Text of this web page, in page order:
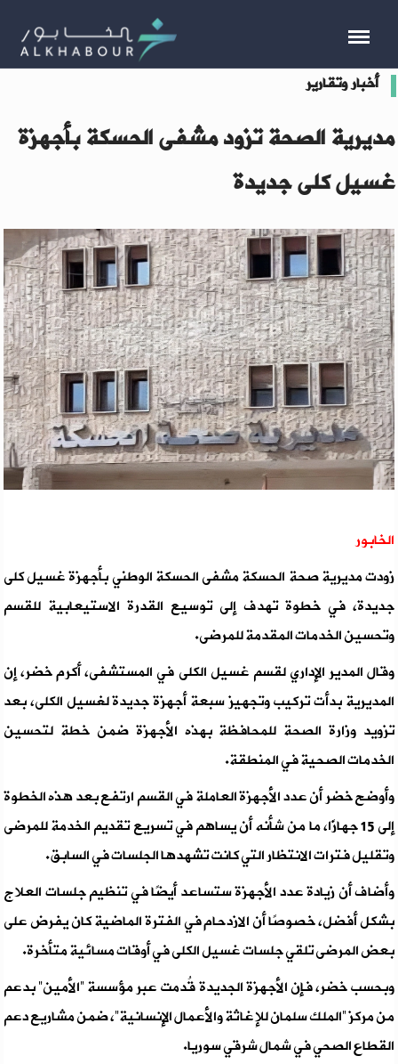
أخبار وتقارير
مديرية الصحة تزود مشفى الحسكة بأجهزة
غسيل كلى جديدة
الخابور
زودت مديرية صحة الحسكة مشفى الحسكة الوطني بأجهزة غسيل كلى
جديدة، في خطوة تهدف إلى توسيع القدرة الاستيعابية للقسم
وتحسين الخدمات المقدمة للمرضى.
وقال المدير الإداري لقسم غسيل الكلى في المستشفى، أكرم خضر، إن
المديرية بدأت تركيب وتجهيز سبعة أجهزة جديدة لغسيل الكلى، بعد
تزويد وزارة الصحة للمحافظة بهذه الأجهزة ضمن خطة لتحسين
الخدمات الصحية في المنطقة.
وأوضح خضر أن عدد الأجهزة العاملة في القسم ارتفع بعد هذه الخطوة
إلى 15 جهازًا، ما من شأنه أن يساهم في تسريع تقديم الخدمة للمرضى
وتقليل فترات الانتظار التي كانت تشهدها الجلسات في السابق.
وأضاف أن زيادة عدد الأجهزة ستساعد أيضًا في تنظيم جلسات العلاج
بشكل أفضل، خصوصًا أن الازدحام في الفترة الماضية كان يفرض على
بعض المرضى تلقي جلسات غسيل الكلى في أوقات مسائية متأخرة.
وبحسب خضر، فإن الأجهزة الجديدة قُدمت عبر مؤسسة “الأمين” بدعم
من مركز “الملك سلمان للإغاثة والأعمال الإنسانية”، ضمن مشاريع دعم
القطاع الصحي في شمال شرقي سوريا.